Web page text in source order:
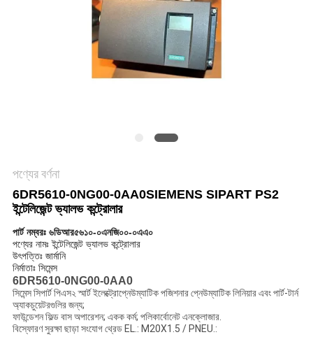
পণ্যের বর্ণনা
6DR5610-0NG00-0AA0SIEMENS SIPART PS2
ইন্টেলিজেন্ট ভ্যালভ কন্ট্রোলার
পার্ট নম্বরঃ ৬ডিআর৫৬১০-০এনজি০০-০এএ০
পণ্যের নামঃ ইন্টেলিজেন্ট ভ্যালভ কন্ট্রোলার
উৎপত্তিঃ জার্মানি
নির্মাতাঃ সিমেন্স
6DR5610-0NG00-0AA0
সিমেন্স সিপার্ট পিএস২ স্মার্ট ইলেক্ট্রোপ্নেউম্যাটিক পজিশনার প্নেউম্যাটিক লিনিয়ার এবং পার্ট-টার্ন
অ্যাকচুয়েটরগুলির জন্য;
ফাউন্ডেশন ফিল্ড বাস অপারেশন; একক কর্ম; পলিকার্বোনেট এনক্লোজার.
বিস্ফোরণ সুরক্ষা ছাড়া সংযোগ থ্রেড EL.: M20X1.5 / PNEU.: